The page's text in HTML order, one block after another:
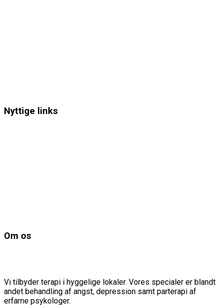
Nyttige links
Om os
Vi tilbyder terapi i hyggelige lokaler. Vores specialer er blandt
andet behandling af angst, depression samt parterapi af
erfarne psykologer.